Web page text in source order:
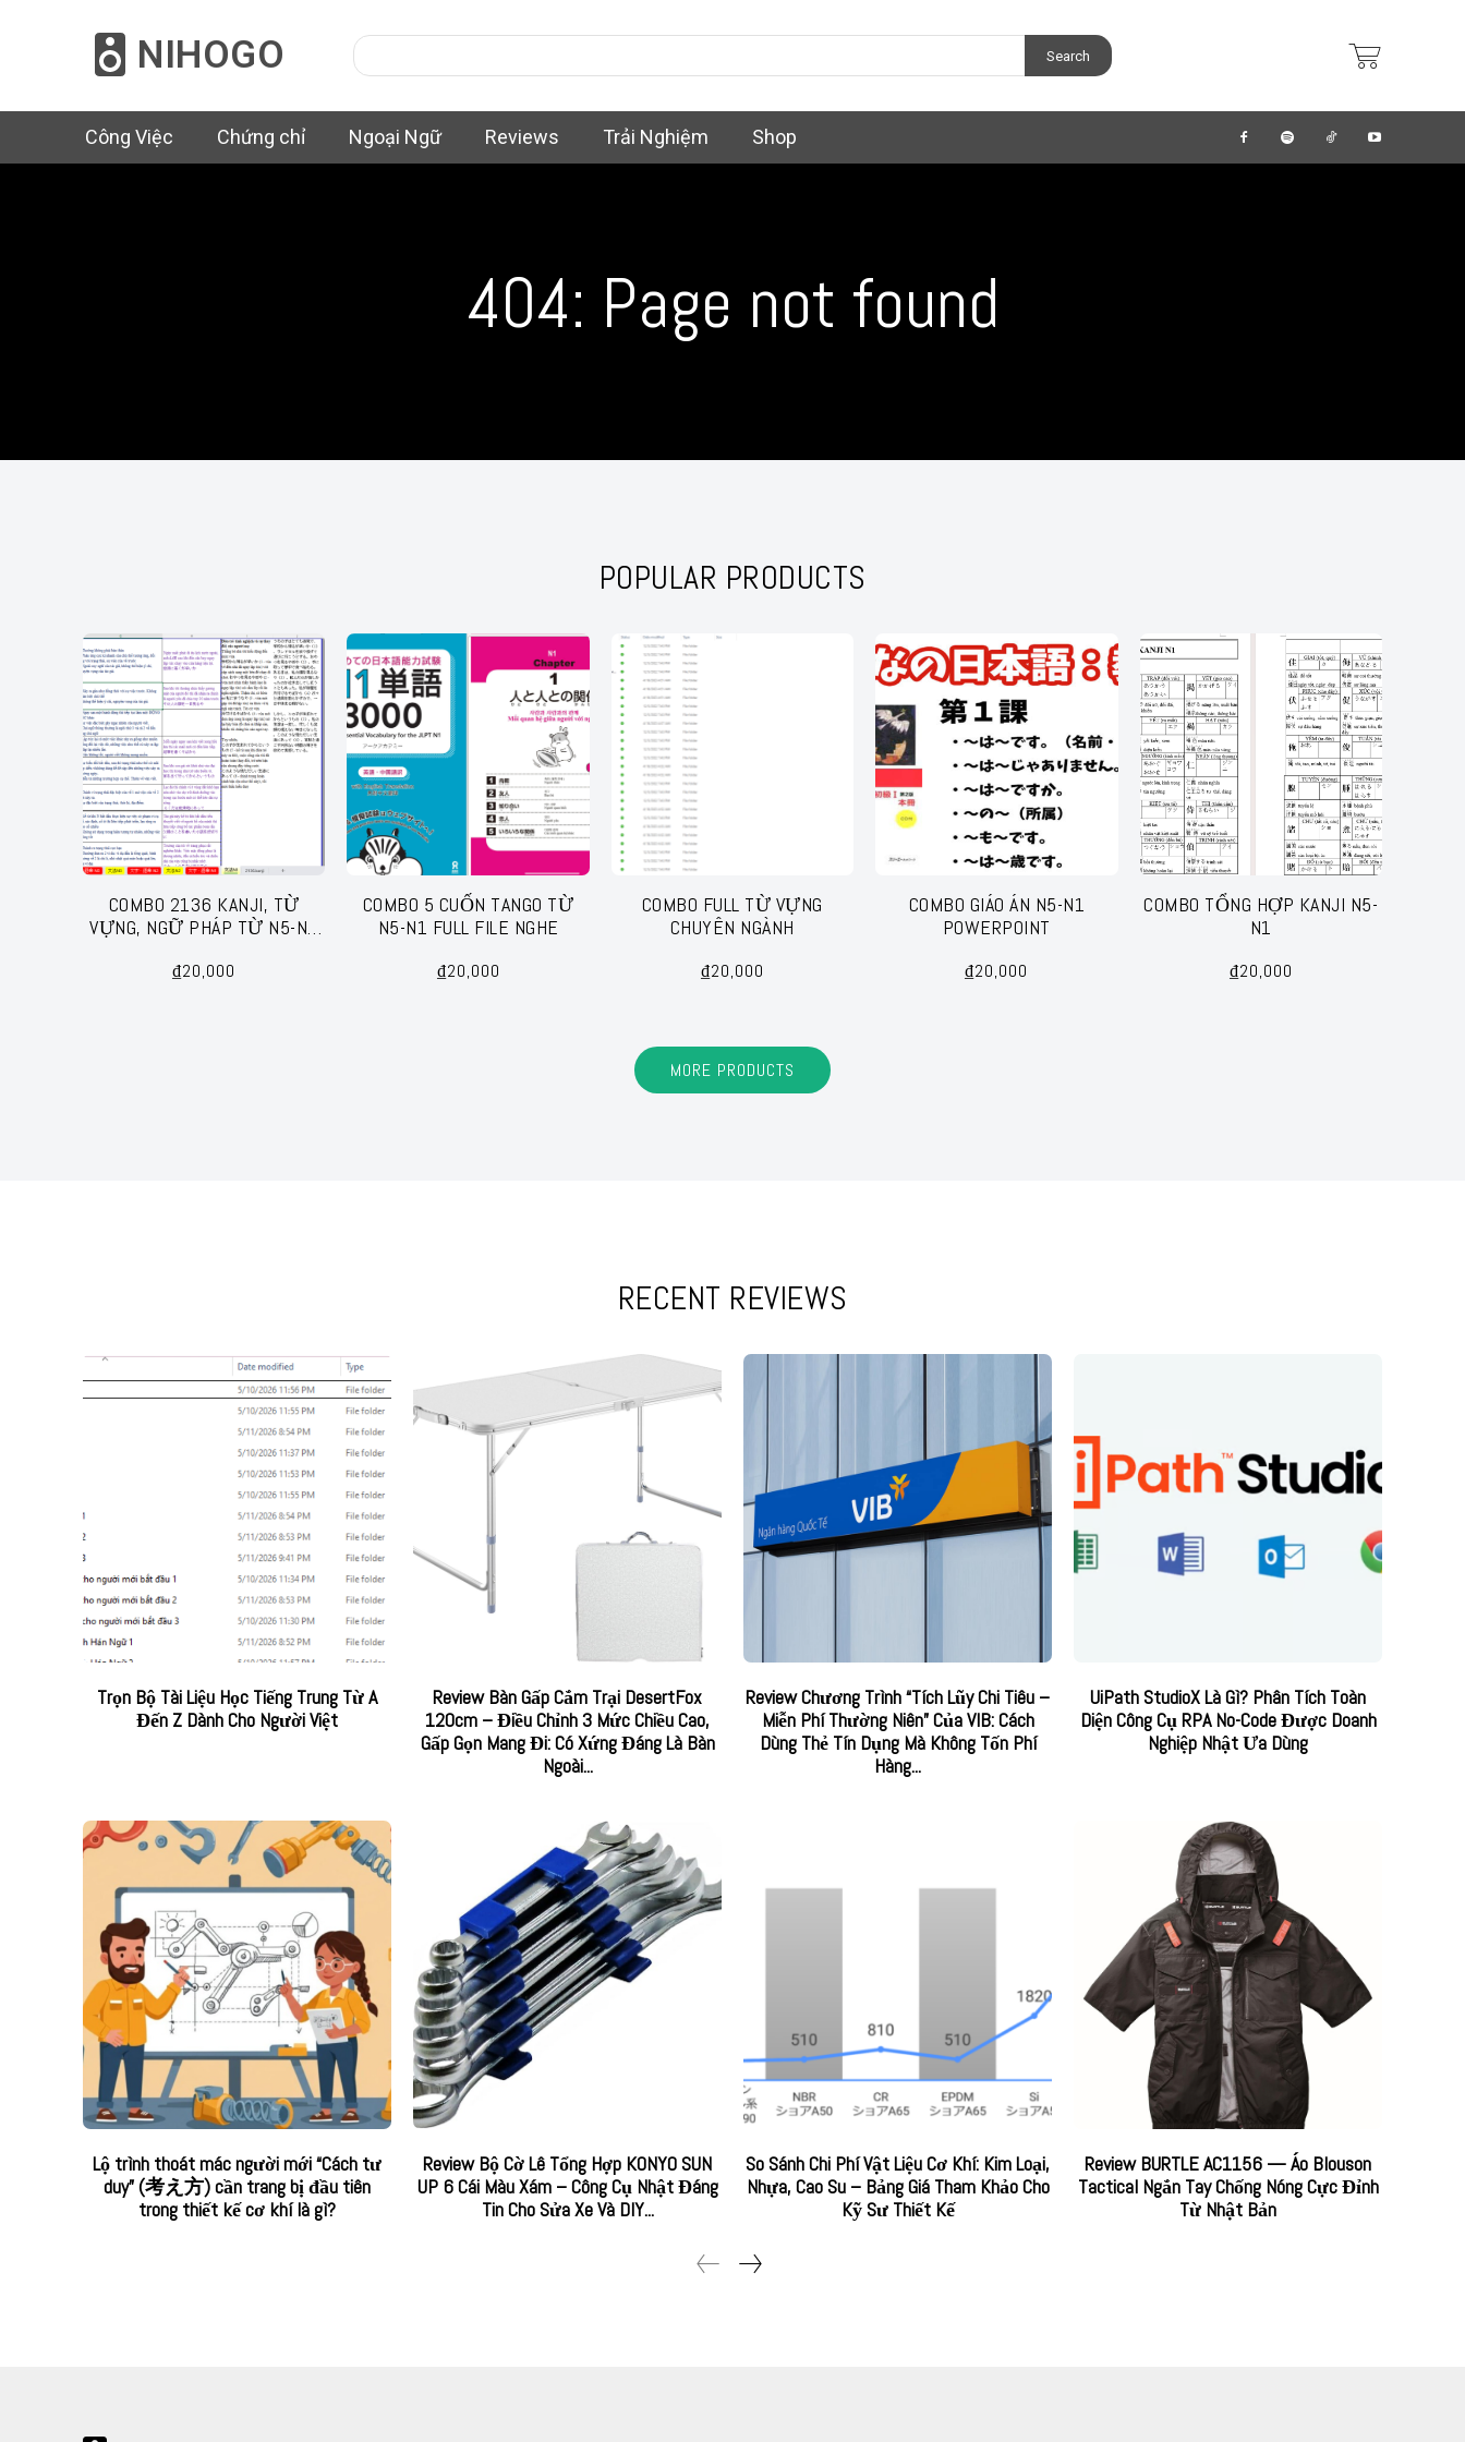
NIHOGO Search
Công Việc Chứng chỉ Ngoại Ngữ Reviews Trải Nghiệm Shop
404: Page not found
POPULAR PRODUCTS
COMBO 2136 KANJI, TỪ
VỰNG, NGỮ PHÁP TỪ N5-N1
₫20,000
COMBO 5 CUỐN TANGO TỪ
N5-N1 FULL FILE NGHE
₫20,000
COMBO FULL TỪ VỰNG
CHUYÊN NGÀNH
₫20,000
COMBO GIÁO ÁN N5-N1
POWERPOINT
₫20,000
COMBO TỔNG HỢP KANJI N5-
N1
₫20,000
MORE PRODUCTS
RECENT REVIEWS
Trọn Bộ Tài Liệu Học Tiếng Trung Từ A
Đến Z Dành Cho Người Việt
Review Bàn Gấp Cắm Trại DesertFox
120cm – Điều Chỉnh 3 Mức Chiều Cao,
Gấp Gọn Mang Đi: Có Xứng Đáng Là Bàn
Ngoài...
Review Chương Trình “Tích Lũy Chi Tiêu –
Miễn Phí Thường Niên” Của VIB: Cách
Dùng Thẻ Tín Dụng Mà Không Tốn Phí
Hàng...
UiPath StudioX Là Gì? Phân Tích Toàn
Diện Công Cụ RPA No-Code Được Doanh
Nghiệp Nhật Ưa Dùng
Lộ trình thoát mác người mới “Cách tư
duy” (考え方) cần trang bị đầu tiên
trong thiết kế cơ khí là gì?
Review Bộ Cờ Lê Tổng Hợp KONYO SUN
UP 6 Cái Màu Xám – Công Cụ Nhật Đáng
Tin Cho Sửa Xe Và DIY...
So Sánh Chi Phí Vật Liệu Cơ Khí: Kim Loại,
Nhựa, Cao Su – Bảng Giá Tham Khảo Cho
Kỹ Sư Thiết Kế
Review BURTLE AC1156 — Áo Blouson
Tactical Ngắn Tay Chống Nóng Cực Đỉnh
Từ Nhật Bản